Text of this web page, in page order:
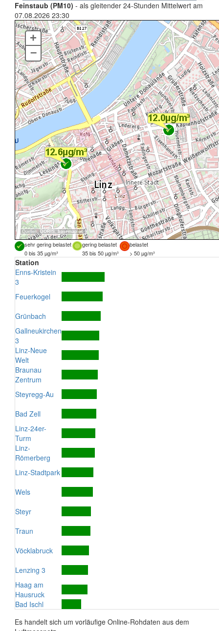
Feinstaub (PM10) - als gleitender 24-Stunden Mittelwert am
07.08.2026 23:30
Quellen:DORIS, basemap.at
+
–
sehr gering belastet gering belastet
belastet
0 bis 35 µg/m³
35 bis 50 µg/m³ > 50 µg/m³
Station
Enns-Kristein
3
Feuerkogel
Grünbach
Gallneukirchen
3
Linz-Neue
Welt
Braunau
Zentrum
Steyregg-Au
Bad Zell
Linz-24er-
Turm
Linz-
Römerberg
Linz-Stadtpark
Wels
Steyr
Traun
Vöcklabruck
Lenzing 3
Haag am
Hausruck
Bad Ischl
Es handelt sich um vorläufige Online-Rohdaten aus dem